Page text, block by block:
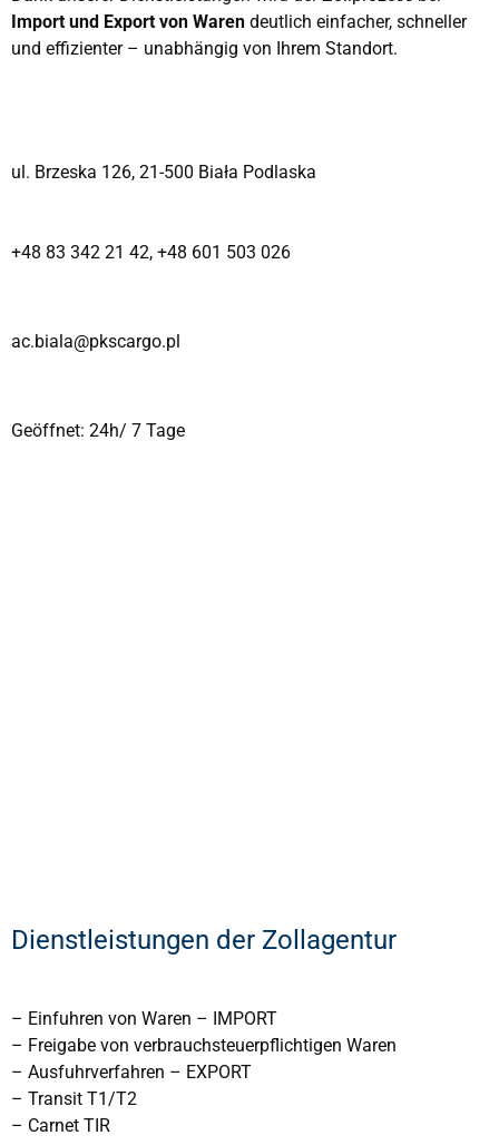
Import und Export von Waren deutlich einfacher, schneller
und effizienter – unabhängig von Ihrem Standort.
ul. Brzeska 126, 21-500 Biała Podlaska
+48 83 342 21 42, +48 601 503 026
ac.biala@pkscargo.pl
Geöffnet: 24h/ 7 Tage
Dienstleistungen der Zollagentur
– Einfuhren von Waren – IMPORT
– Freigabe von verbrauchsteuerpflichtigen Waren
– Ausfuhrverfahren – EXPORT
– Transit T1/T2
– Carnet TIR